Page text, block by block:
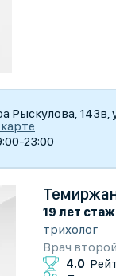
Рыскулова, 143в,
23:00
19 лет
трихолог
Врач
4.0